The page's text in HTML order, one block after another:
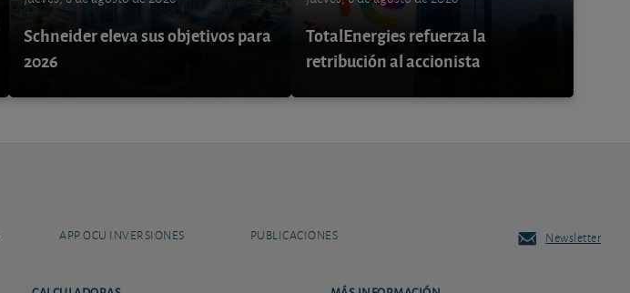
Schneider eleva sus objetivos para
2026
TotalEnergies refuerza la
retribución al accionista
APP OCU INVERSIONES PUBLICACIONES Newsletter